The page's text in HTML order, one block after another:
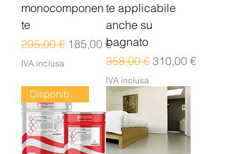
monocomponen
te
Prezzo regolare
295,00 € Prezzo scontato
185,00 €
IVA inclusa
te applicabile
anche su
bagnato
Prezzo regolare
358,00 € Prezzo scontato
310,00 €
IVA inclusa
Disponibile dal 24/08